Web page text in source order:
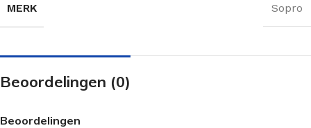
MERK Sopro
Beoordelingen (0)
Beoordelingen